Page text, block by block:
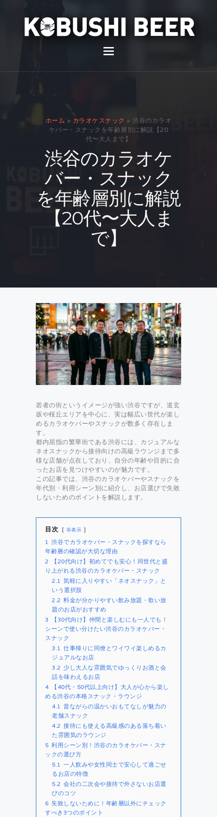
ホーム » カラオケスナック » 渋谷のカラオ
ケバー・スナックを年齢層別に解説【20
代〜大人まで】
渋谷のカラオケ
バー・スナック
を年齢層別に解説
【20代〜大人ま
で】
貸切
通販
スタッフ募集
問い合わせ
若者の街というイメージが強い渋谷ですが、道玄
坂や桜丘エリアを中心に、実は幅広い世代が楽し
めるカラオケバーやスナックが数多く存在しま
す。
都内屈指の繁華街である渋谷には、カジュアルな
ネオスナックから接待向けの高級ラウンジまで多
様な店舗が点在しており、自分の年齢や目的に合
ったお店を見つけやすいのが魅力です。
この記事では、渋谷のカラオケバーやスナックを
年代別・利用シーン別に紹介し、お店選びで失敗
しないためのポイントを解説します。
目次 非表示
1 渋谷でカラオケバー・スナックを探すなら
年齢層の確認が大切な理由
2
【20代向け】初めてでも安心！同世代と盛
り上がれる渋谷のカラオケバー・スナック
2.1 気軽に入りやすい「ネオスナック」と
いう選択肢
2.2 料金が分かりやすい飲み放題・歌い放
題のお店がおすすめ
3
【30代向け】仲間と楽しむにも一人でも！
シーンで使い分けたい渋谷のカラオケバー・
スナック
3.1 仕事帰りに同僚とワイワイ楽しめるカ
ジュアルなお店
3.2 少し大人な雰囲気でゆっくりお酒と会
話を味わえるお店
4
【40代・50代以上向け】大人が心から楽し
める渋谷の本格スナック・ラウンジ
4.1 昔ながらの温かいおもてなしが魅力の
老舗スナック
4.2 接待にも使える高級感のある落ち着い
た雰囲気のラウンジ
5 利用シーン別！渋谷のカラオケバー・スナ
ックの選び方
5.1 一人飲みや女性同士で安心して過ごせ
るお店の特徴
5.2 会社の二次会や接待で外さないお店選
びのコツ
6 失敗しないために！年齢層以外にチェック
すべき3つのポイント